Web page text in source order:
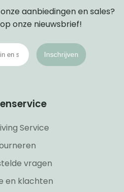
aanbiedingen en sales?
onze nieuwsbrief!
Inschrijven
Service
vragen
en klachten